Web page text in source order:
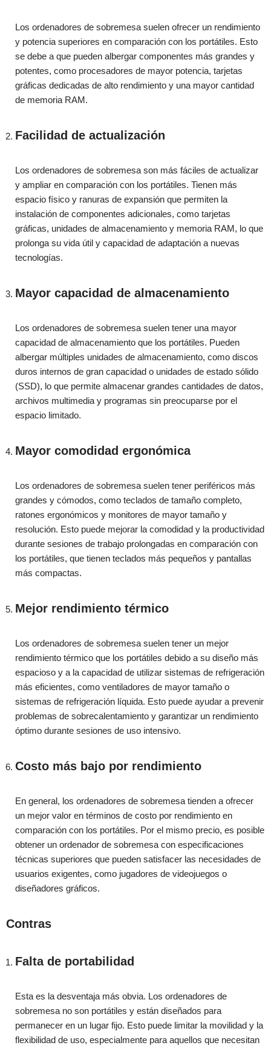
Los ordenadores de sobremesa suelen ofrecer un rendimiento
y potencia superiores en comparación con los portátiles. Esto
se debe a que pueden albergar componentes más grandes y
potentes, como procesadores de mayor potencia, tarjetas
gráficas dedicadas de alto rendimiento y una mayor cantidad
de memoria RAM.
Facilidad de actualización
Los ordenadores de sobremesa son más fáciles de actualizar
y ampliar en comparación con los portátiles. Tienen más
espacio físico y ranuras de expansión que permiten la
instalación de componentes adicionales, como tarjetas
gráficas, unidades de almacenamiento y memoria RAM, lo que
prolonga su vida útil y capacidad de adaptación a nuevas
tecnologías.
Mayor capacidad de almacenamiento
Los ordenadores de sobremesa suelen tener una mayor
capacidad de almacenamiento que los portátiles. Pueden
albergar múltiples unidades de almacenamiento, como discos
duros internos de gran capacidad o unidades de estado sólido
(SSD), lo que permite almacenar grandes cantidades de datos,
archivos multimedia y programas sin preocuparse por el
espacio limitado.
Mayor comodidad ergonómica
Los ordenadores de sobremesa suelen tener periféricos más
grandes y cómodos, como teclados de tamaño completo,
ratones ergonómicos y monitores de mayor tamaño y
resolución. Esto puede mejorar la comodidad y la productividad
durante sesiones de trabajo prolongadas en comparación con
los portátiles, que tienen teclados más pequeños y pantallas
más compactas.
Mejor rendimiento térmico
Los ordenadores de sobremesa suelen tener un mejor
rendimiento térmico que los portátiles debido a su diseño más
espacioso y a la capacidad de utilizar sistemas de refrigeración
más eficientes, como ventiladores de mayor tamaño o
sistemas de refrigeración líquida. Esto puede ayudar a prevenir
problemas de sobrecalentamiento y garantizar un rendimiento
óptimo durante sesiones de uso intensivo.
Costo más bajo por rendimiento
En general, los ordenadores de sobremesa tienden a ofrecer
un mejor valor en términos de costo por rendimiento en
comparación con los portátiles. Por el mismo precio, es posible
obtener un ordenador de sobremesa con especificaciones
técnicas superiores que pueden satisfacer las necesidades de
usuarios exigentes, como jugadores de videojuegos o
diseñadores gráficos.
Contras
Falta de portabilidad
Esta es la desventaja más obvia. Los ordenadores de
sobremesa no son portátiles y están diseñados para
permanecer en un lugar fijo. Esto puede limitar la movilidad y la
flexibilidad de uso, especialmente para aquellos que necesitan